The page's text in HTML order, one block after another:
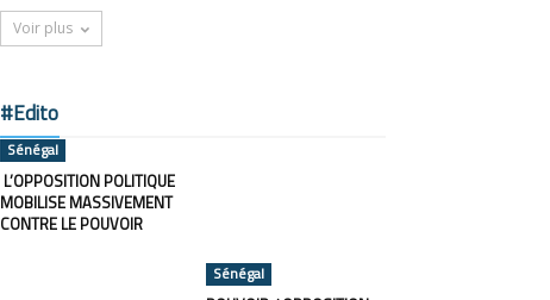
Voir plus
#Edito
Sénégal
L’OPPOSITION POLITIQUE
MOBILISE MASSIVEMENT
CONTRE LE POUVOIR
Sénégal